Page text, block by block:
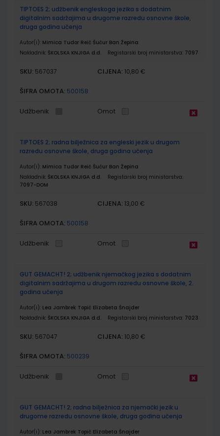
TIPTOES 2; udžbenik engleskoga jezika s dodatnim
digitalnim sadržajima u drugome razredu osnovne škole,
druga godina učenja
Autor(i): Mimica Tudor Reić Šućur Ban Žepina
Nakladnik: ŠKOLSKA KNJIGA d.d. Registarski broj ministarstva: 7097
SKU: 567037 CIJENA: 10,80 €
ŠIFRA OMOTA: 500158
Udžbenik Omot
TIPTOES 2; radna bilježnica za engleski jezik u drugom
razredu osnovne škole, druga godina učenja
Autor(i): Mimica Tudor Reić Šućur Ban Žepina
Nakladnik: ŠKOLSKA KNJIGA d.d.
Registarski broj ministarstva:
7097-DOM
SKU: 567038 CIJENA: 13,00 €
ŠIFRA OMOTA: 500158
Udžbenik Omot
GUT GEMACHT! 2; udžbenik njemačkog jezika s dodatnim
digitalnim sadržajima u drugom razredu osnovne škole, 2.
godina učenja
Autor(i): Lea Jambrek Topić Elizabeta Šnajder
Nakladnik: ŠKOLSKA KNJIGA d.d. Registarski broj ministarstva: 7023
SKU: 567047 CIJENA: 10,80 €
ŠIFRA OMOTA: 500239
Udžbenik Omot
GUT GEMACHT! 2; radna bilježnica za njemački jezik u
drugome razredu osnovne škole, druga godina učenja
Autor(i): Lea Jambrek Topić Elizabeta Šnajder